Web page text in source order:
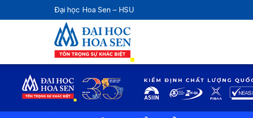
Đại học Hoa Sen – HSU